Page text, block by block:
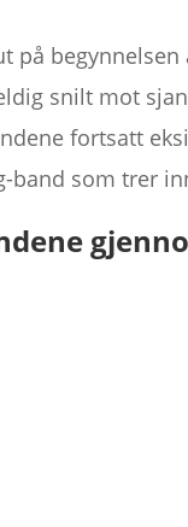
på
snilt mot
fortsatt
band som trer